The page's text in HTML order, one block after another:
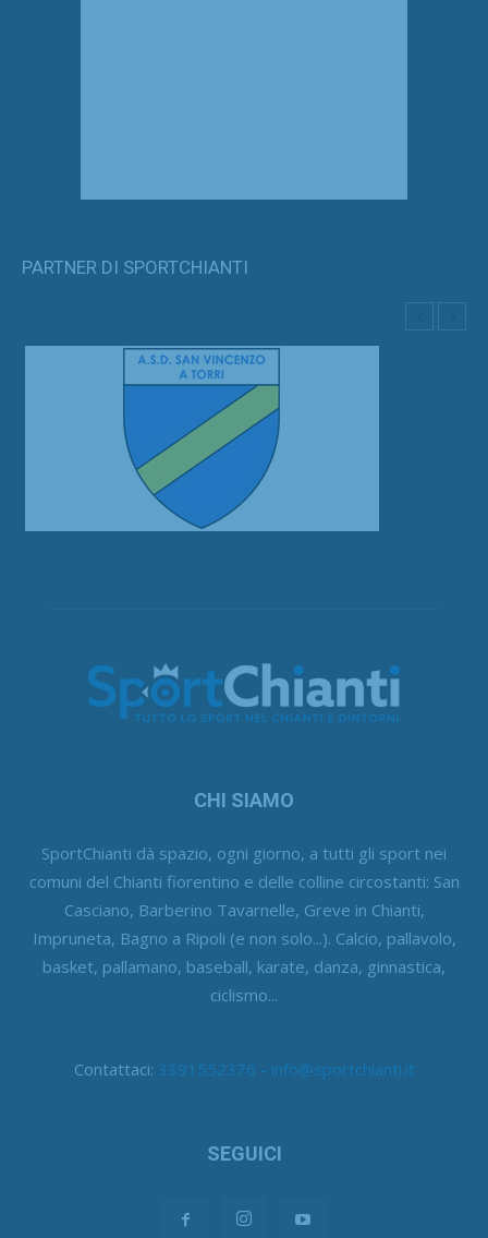
PARTNER DI SPORTCHIANTI
CHI SIAMO
SportChianti dà spazio, ogni giorno, a tutti gli sport nei
comuni del Chianti fiorentino e delle colline circostanti: San
Casciano, Barberino Tavarnelle, Greve in Chianti,
Impruneta, Bagno a Ripoli (e non solo...). Calcio, pallavolo,
basket, pallamano, baseball, karate, danza, ginnastica,
ciclismo...
Contattaci: 3391552376 - info@sportchianti.it
SEGUICI